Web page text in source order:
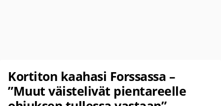
Kortiton kaahasi Forssassa –
”Muut väistelivät pientareelle